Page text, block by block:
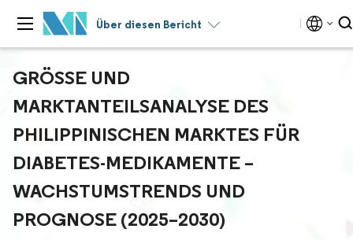
Über diesen Bericht
GRÖSSE UND M
ARKTANTEILSANALYSE DES P
HILIPPINISCHEN MARKTES FÜR D
IABETES-MEDIKAMENTE – W
ACHSTUMSTRENDS UND P
ROGNOSE (2025–2030)